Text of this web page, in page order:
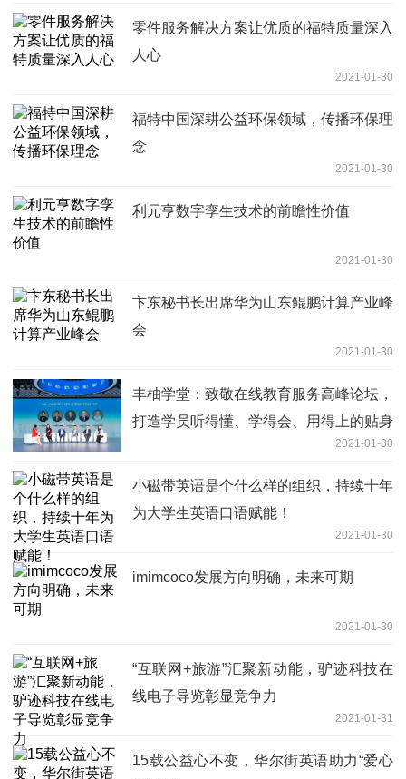
零件服务解决方案让优质的福特质量深入
人心
2021-01-30
福特中国深耕公益环保领域，传播环保理
念
2021-01-30
利元亨数字孪生技术的前瞻性价值
2021-01-30
卞东秘书长出席华为山东鲲鹏计算产业峰
会
2021-01-30
丰柚学堂：致敬在线教育服务高峰论坛，
打造学员听得懂、学得会、用得上的贴身
2021-01-30
小磁带英语是个什么样的组织，持续十年
为大学生英语口语赋能！
2021-01-30
imimcoco发展方向明确，未来可期
2021-01-30
“互联网+旅游”汇聚新动能，驴迹科技在
线电子导览彰显竞争力
2021-01-31
15载公益心不变，华尔街英语助力“爱心